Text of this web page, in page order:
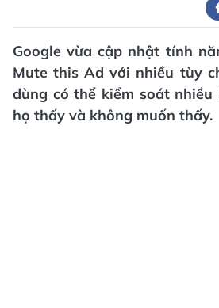
Google vừa cập nhật tính
Mute this Ad với nhiều tùy
dùng có thể kiểm soát
họ thấy và không muốn thấy.